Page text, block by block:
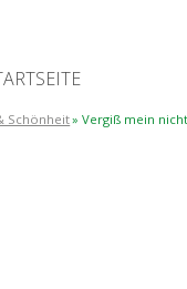
Schönheit Ver­giß mein nicht